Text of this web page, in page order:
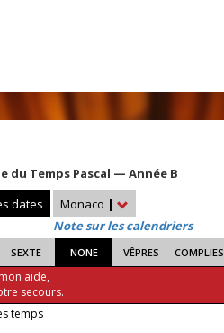
du Temps Pascal — Année B
dates Monaco |
Note sur les calendriers
SEXTE NONE VÊPRES COMPLIES
aide,
secours.
temps